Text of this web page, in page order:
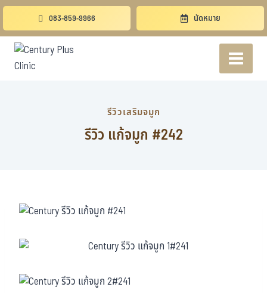
083-859-9966 นัดหมาย
รีวิวเสริมจมูก
รีวิว แก้จมูก #242